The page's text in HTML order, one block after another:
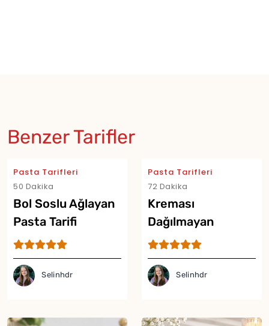
Benzer Tarifler
Pasta Tarifleri
50 Dakika
Bol Soslu Ağlayan
Pasta Tarifi
Selinhdr
Pasta Tarifleri
72 Dakika
Kreması
Dağılmayan
Meyveli Pasta
Tarifi
Selinhdr